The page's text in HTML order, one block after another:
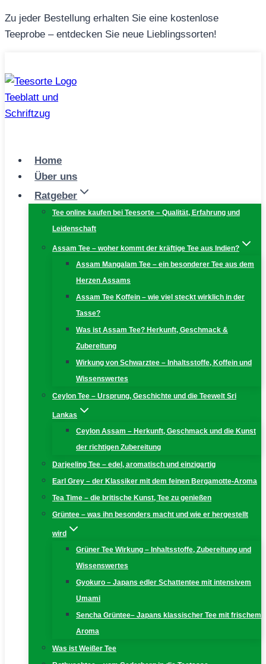
Zum
Inhalt
Zu jeder Bestellung erhalten Sie eine kostenlose
Teeprobe – entdecken Sie neue Lieblingssorten!
Home
Über uns
Ratgeber
Tee online kaufen bei Teesorte – Qualität, Erfahrung und
Leidenschaft
Assam Tee – woher kommt der kräftige Tee aus Indien?
Assam Mangalam Tee – ein besonderer Tee aus dem
Herzen Assams
Assam Tee Koffein – wie viel steckt wirklich in der
Tasse?
Was ist Assam Tee? Herkunft, Geschmack &
Zubereitung
Wirkung von Schwarztee – Inhaltsstoffe, Koffein und
Wissenswertes
Ceylon Tee – Ursprung, Geschichte und die Teewelt Sri
Lankas
Ceylon Assam – Herkunft, Geschmack und die Kunst
der richtigen Zubereitung
Darjeeling Tee – edel, aromatisch und einzigartig
Earl Grey – der Klassiker mit dem feinen Bergamotte-Aroma
Tea Time – die britische Kunst, Tee zu genießen
Grüntee – was ihn besonders macht und wie er hergestellt
wird
Grüner Tee Wirkung – Inhaltsstoffe, Zubereitung und
Wissenswertes
Gyokuro – Japans edler Schattentee mit intensivem
Umami
Sencha Grüntee– Japans klassischer Tee mit frischem
Aroma
Was ist Weißer Tee